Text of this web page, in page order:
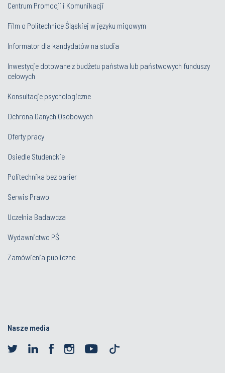
Centrum Promocji i Komunikacji
Film o Politechnice Śląskiej w języku migowym
Informator dla kandydatów na studia
Inwestycje dotowane z budżetu państwa lub państwowych funduszy
celowych
Konsultacje psychologiczne
Ochrona Danych Osobowych
Oferty pracy
Osiedle Studenckie
Politechnika bez barier
Serwis Prawo
Uczelnia Badawcza
Wydawnictwo PŚ
Zamówienia publiczne
Nasze media